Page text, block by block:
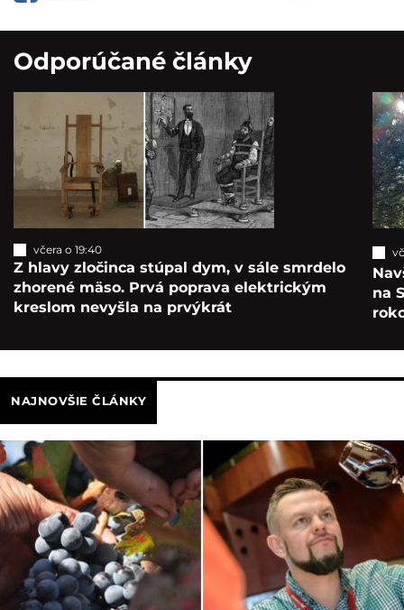
Odporúčané články
včera o 19:40
Z hlavy zločinca stúpal dym, v sále smrdelo
zhorené mäso. Prvá poprava elektrickým
kreslom nevyšla na prvýkrát
na
NAJNOVŠIE ČLÁNKY